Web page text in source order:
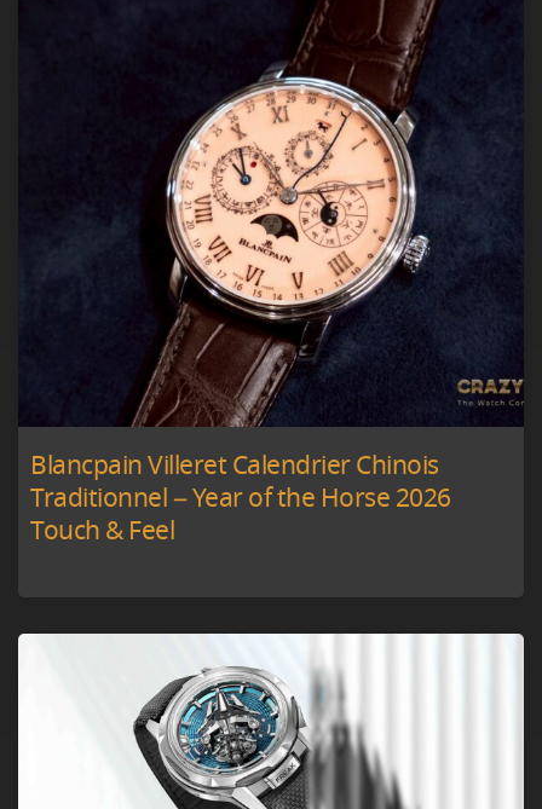
Blancpain Villeret Calendrier Chinois
Traditionnel – Year of the Horse 2026
Touch & Feel